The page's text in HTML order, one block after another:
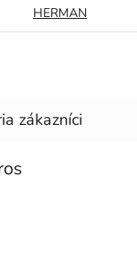
HERMAN
je 5 z 5 hviezdičiek.
je 5 z 5 hviezdičiek.